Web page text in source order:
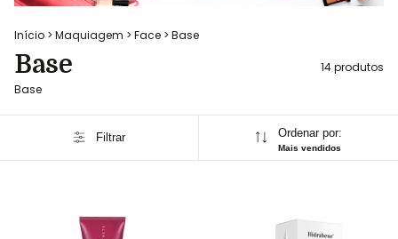
Início > Maquiagem > Face > Base
Base
14 produtos
Base
Filtrar Ordenar por:
Mais vendidos